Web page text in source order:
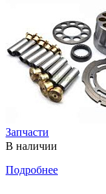
Запчасти
В наличии
Подробнее